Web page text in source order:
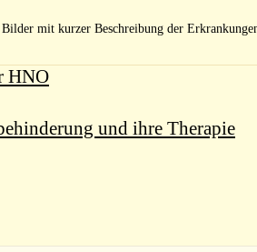
mit kurzer Beschreibung der
HNO
und ihre Therapie